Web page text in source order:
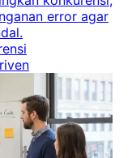
error agar